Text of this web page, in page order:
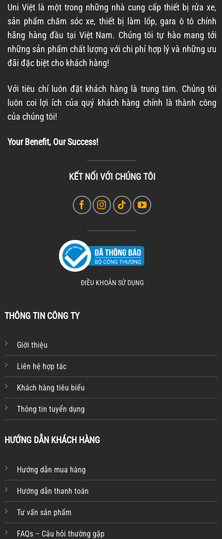
Uni Việt là một trong những nhà cung cấp thiết bị rửa xe,
sản phẩm chăm sóc xe, thiết bị làm lốp, gara ô tô chính
hãng hàng đầu tại Việt Nam. Chúng tôi tự hào mang tới
những sản phẩm chất lượng với chi phí hợp lý và những ưu
đãi đặc biệt cho khách hàng!
Với tiêu chí luôn đặt khách hàng là trung tâm. Chúng tôi
luôn coi lợi ích của quý khách hàng chính là thành công
của chúng tôi!
Your Benefit, Our Success!
KẾT NỐI VỚI CHÚNG TÔI
ĐIỀU KHOẢN SỬ DỤNG
THÔNG TIN CÔNG TY
Giới thiệu
Liên hệ hợp tác
Khách hàng tiêu biểu
Thông tin tuyển dụng
HƯỚNG DẪN KHÁCH HÀNG
Hướng dẫn mua hàng
Hướng dẫn thanh toán
Tư vấn sản phẩm
FAQs – Câu hỏi thường gặp